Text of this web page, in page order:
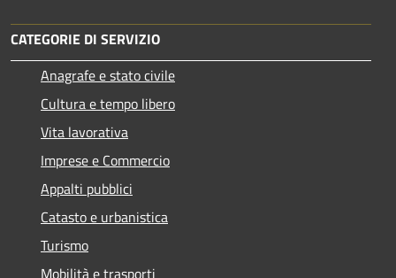
CATEGORIE DI SERVIZIO
Anagrafe e stato civile
Cultura e tempo libero
Vita lavorativa
Imprese e Commercio
Appalti pubblici
Catasto e urbanistica
Turismo
Mobilità e trasporti